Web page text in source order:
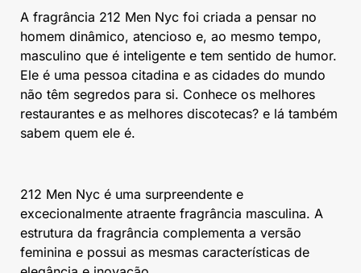
A fragrância 212 Men Nyc foi criada a pensar no
homem dinâmico, atencioso e, ao mesmo tempo,
masculino que é inteligente e tem sentido de humor.
Ele é uma pessoa citadina e as cidades do mundo
não têm segredos para si. Conhece os melhores
restaurantes e as melhores discotecas? e lá também
sabem quem ele é.
212 Men Nyc é uma surpreendente e
excecionalmente atraente fragrância masculina. A
estrutura da fragrância complementa a versão
feminina e possui as mesmas características de